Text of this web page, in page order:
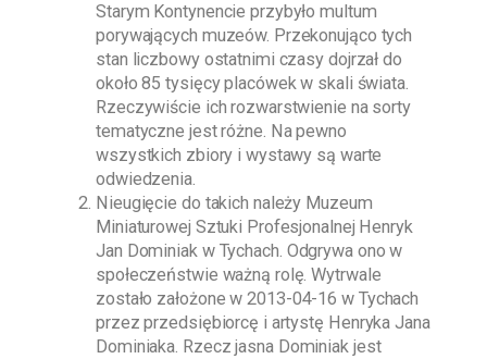
Starym Kontynencie przybyło multum
porywających muzeów. Przekonująco tych
stan liczbowy ostatnimi czasy dojrzał do
około 85 tysięcy placówek w skali świata.
Rzeczywiście ich rozwarstwienie na sorty
tematyczne jest różne. Na pewno
wszystkich zbiory i wystawy są warte
odwiedzenia.
Nieugięcie do takich należy Muzeum
Miniaturowej Sztuki Profesjonalnej Henryk
Jan Dominiak w Tychach. Odgrywa ono w
społeczeństwie ważną rolę. Wytrwale
zostało założone w2013-04-16 w Tychach
przez przedsiębiorcę i artystę Henryka Jana
Dominiaka. Rzecz jasna Dominiakjest